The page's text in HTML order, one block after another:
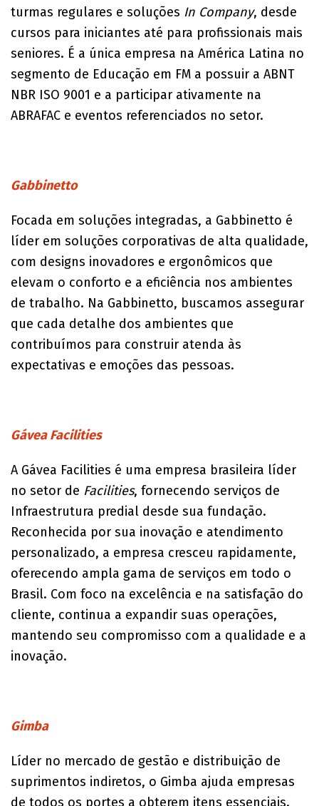
turmas regulares e soluções In Company, desde
cursos para iniciantes até para profissionais mais
seniores. É a única empresa na América Latina no
segmento de Educação em FM a possuir a ABNT
NBR ISO 9001 e a participar ativamente na
ABRAFAC e eventos referenciados no setor.
Gabbinetto
Focada em soluções integradas, a Gabbinetto é
líder em soluções corporativas de alta qualidade,
com designs inovadores e ergonômicos que
elevam o conforto e a eficiência nos ambientes
de trabalho. Na Gabbinetto, buscamos assegurar
que cada detalhe dos ambientes que
contribuímos para construir atenda às
expectativas e emoções das pessoas.
Gávea Facilities
A Gávea Facilities é uma empresa brasileira líder
no setor de Facilities, fornecendo serviços de
Infraestrutura predial desde sua fundação.
Reconhecida por sua inovação e atendimento
personalizado, a empresa cresceu rapidamente,
oferecendo ampla gama de serviços em todo o
Brasil. Com foco na excelência e na satisfação do
cliente, continua a expandir suas operações,
mantendo seu compromisso com a qualidade e a
inovação.
Gimba
Líder no mercado de gestão e distribuição de
suprimentos indiretos, o Gimba ajuda empresas
de todos os portes a obterem itens essenciais.